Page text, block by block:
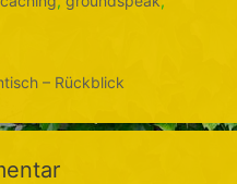
– Rückblick